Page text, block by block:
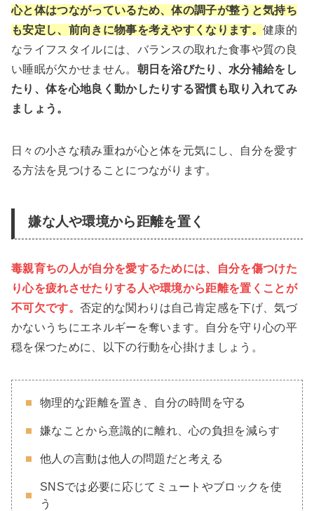
心と体はつながっているため、体の調子が整うと気持ち
も安定し、前向きに物事を考えやすくなります。健康的
なライフスタイルには、バランスの取れた食事や質の良
い睡眠が欠かせません。 朝日を浴びたり、水分補給をし
たり、体を心地良く動かしたりする習慣も取り入れてみ
ましょう。
日々の小さな積み重ねが心と体を元気にし、自分を愛す
る方法を見つけることにつながります。
嫌な人や環境から距離を置く
毒親育ちの人が自分を愛するためには、自分を傷つけた
り心を疲れさせたりする人や環境から距離を置くことが
不可欠です。 否定的な関わりは自己肯定感を下げ、気づ
かないうちにエネルギーを奪います。自分を守り心の平
穏を保つために、以下の行動を心掛けましょう。
物理的な距離を置き、自分の時間を守る
嫌なことから意識的に離れ、心の負担を減らす
他人の言動は他人の問題だと考える
SNSでは必要に応じてミュートやブロックを使
う